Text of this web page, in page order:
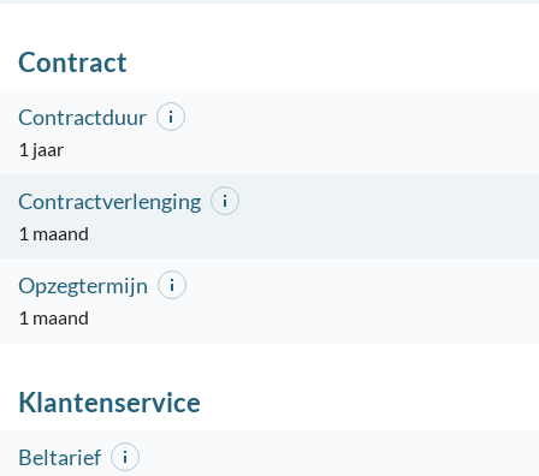
Contract
Contractduur
1 jaar
Contractverlenging
1 maand
Opzegtermijn
1 maand
Klantenservice
Beltarief